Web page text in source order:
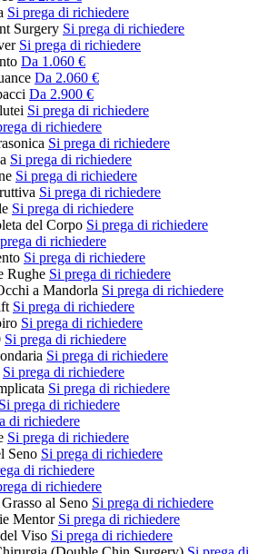
Si prega di richiedere
Surgery Si prega di richiedere
Si prega di richiedere
Da 1.060 €
Da 2.060 €
Da 2.900 €
Si prega di richiedere
di richiedere
Si prega di richiedere
Si prega di richiedere
Si prega di richiedere
Si prega di richiedere
Si prega di richiedere
del Corpo Si prega di richiedere
di richiedere
Si prega di richiedere
Rughe Si prega di richiedere
a Mandorla Si prega di richiedere
Si prega di richiedere
Si prega di richiedere
Si prega di richiedere
Si prega di richiedere
Si prega di richiedere
Si prega di richiedere
Si prega di richiedere
di richiedere
Si prega di richiedere
Seno Si prega di richiedere
di richiedere
di richiedere
al Seno Si prega di richiedere
Mentor Si prega di richiedere
Viso Si prega di richiedere